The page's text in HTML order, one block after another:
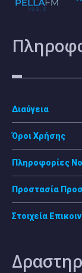
Διαύγεια
Όροι Χρήσης
Πληροφορίες
Προστασία
Στοιχεία